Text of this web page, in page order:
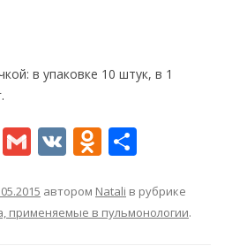
в упаковке 10 штук, в 1
M G
ai
l
V O
n
o
п
р
автором Natali в рубрике
применяемые в пульмонологии.